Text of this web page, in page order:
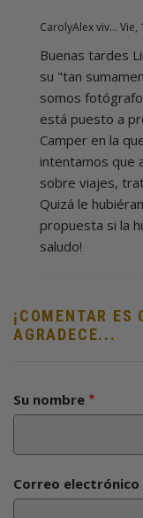
CarolyAlex viv… Vie,
respuesta
a
Lamentablemente
únicas…
por
Linoska
Barand…
verificado)
Buenas tardes
su "tan
somos
está puesto a
Camper en la
intentamos que
sobre viajes,
Quizá le
propuesta si la
saludo!
¡COMENTAR
AGRADECE...
Su nombre
Correo electrónico